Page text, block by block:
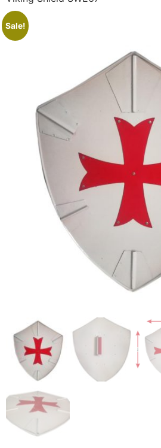
Sale!